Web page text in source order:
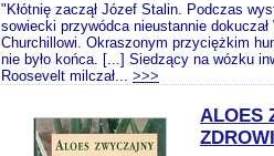
"Kłótnię zaczął Józef Stalin. Podczas
sowiecki przywódca nieustannie dokuczał
Churchillowi. Okraszonym przyciężkim
nie było końca. [...] Siedzący na wózku
Roosevelt milczał... >>>
ALOES